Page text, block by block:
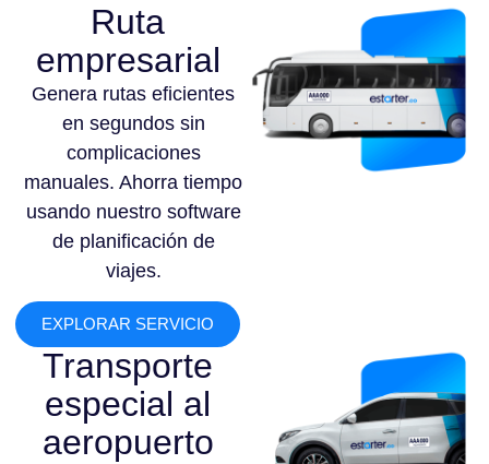
Ruta
empresarial
Genera rutas eficientes
en segundos sin
complicaciones
manuales. Ahorra tiempo
usando nuestro software
de planificación de
viajes.
EXPLORAR SERVICIO
Transporte
especial al
aeropuerto